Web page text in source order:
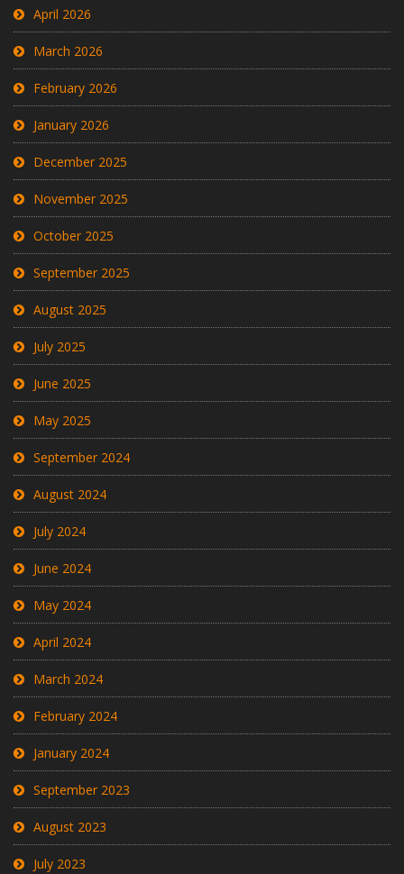
April 2026
March 2026
February 2026
January 2026
December 2025
November 2025
October 2025
September 2025
August 2025
July 2025
June 2025
May 2025
September 2024
August 2024
July 2024
June 2024
May 2024
April 2024
March 2024
February 2024
January 2024
September 2023
August 2023
July 2023